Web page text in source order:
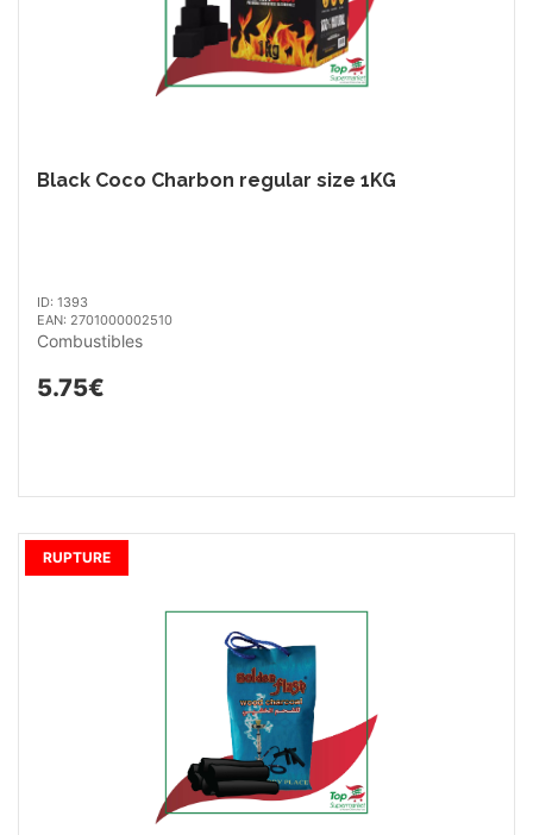
Black Coco Charbon regular size 1KG
ID: 1393
EAN: 2701000002510
Combustibles
5.75€
RUPTURE